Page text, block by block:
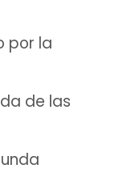
por la
de las